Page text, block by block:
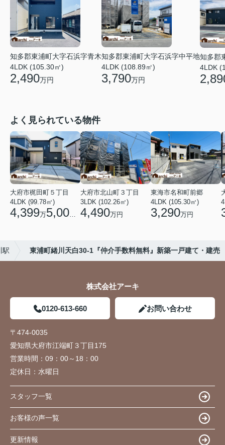
知多郡東浦町大字石浜字青木
4LDK (105.30㎡)
2,490万円
知多郡東浦町大字石浜字中平地
4LDK (108.89㎡)
3,790万円
知多郡
4LDK
よく見られている物件
大府市梶田町５丁目
4LDK (99.78㎡)
4,399万5,000 円
大府市北山町３丁目
3LDK (102.26㎡)
4,490万円
東海市名和町前郷
4LDK (105.30㎡)
3,290万円
駅 東浦町緒川天白30-1『仲介手数料無料』新築一戸建て・建売
株式会社アーキ
0120-613-660 お問い合わせ
〒474-0035
愛知県大府市江端町３丁目175
営業時間： 09：00～18：00
定休日： 水曜日
スタッフ一覧
お客様の声一覧
更新情報